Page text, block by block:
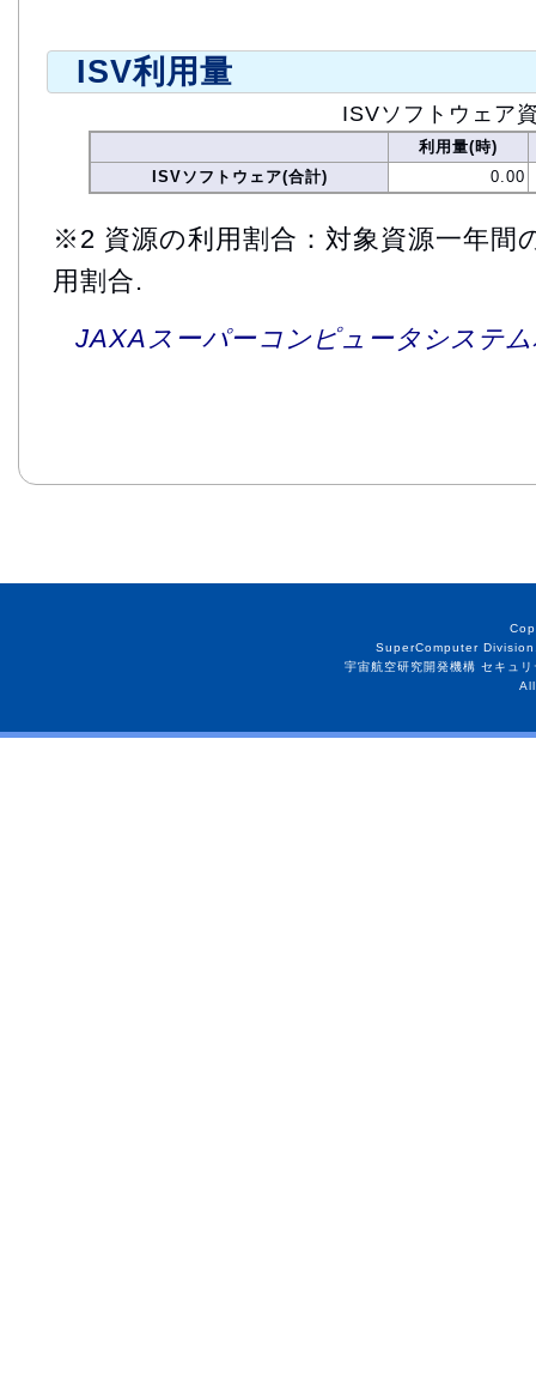
ISV利用量
ISVソフトウェア
利用量(時)
ISVソフトウェア(合計)
0.00
※2 資源の利用割合：対象資源一年間
用割合.
JAXAスーパーコンピュータシステ
SuperComputer
宇宙航空研究開発機構 セキュ